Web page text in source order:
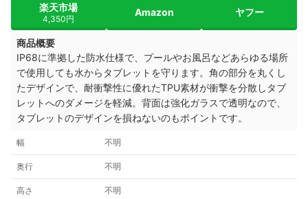
楽天市場
4,350円
Amazon ヤフー
商品概要
IP68に準拠した防水仕様で、プールやお風呂などあらゆる場所
で使用しても水からタブレットを守ります。角の部分を丸くし
たデザインで、耐衝撃性に優れたTPU素材が衝撃を分散しタブ
レットへのダメージを軽減。背面は強化ガラスで透明なので、
タブレットのデザインを損ねないのもポイントです。
幅 不明
奥行 不明
高さ 不明